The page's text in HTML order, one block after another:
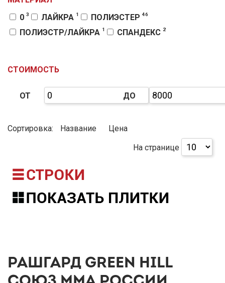
ЧЕРНЫЙ-БЕЛЫЙ4 ЧЕРНЫЙ-КРАСНЫЙ
ШОРТЫ 16 ШТАНЫ 14
0 3 ЛАЙКРА 1 ПОЛИЭСТЕР 46
ПОЛИЭСТР/ЛАЙКРА 1 СПАНДЕКС 2
СТОИМОСТЬ
ОТ ДО
Сортировка: Название
Цена
На странице
РАШГАРД GREEN HILL